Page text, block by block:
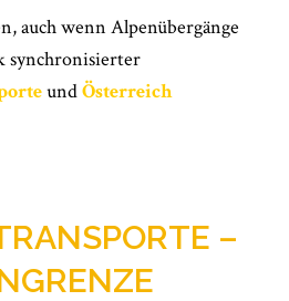
auch wenn Alpenübergänge
synchronisierter
undÖsterreich
–
E